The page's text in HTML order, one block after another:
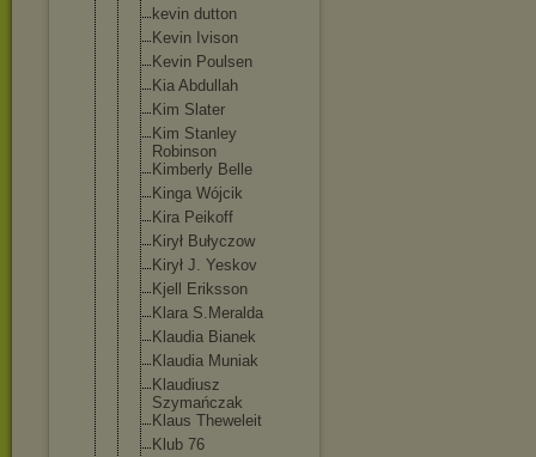
kevin dutton
Kevin Ivison
Kevin Poulsen
Kia Abdullah
Kim Slater
Kim Stanley
Robinson
Kimberly Belle
Kinga Wójcik
Kira Peikoff
Kirył Bułyczow
Kirył J. Yeskov
Kjell Eriksson
Klara S.Meralda
Klaudia Bianek
Klaudia Muniak
Klaudiusz
Szymańczak
Klaus Theweleit
Klub 76